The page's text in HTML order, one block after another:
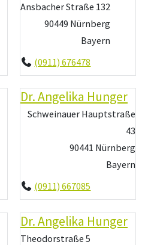
Ansbacher Straße 132
90449 Nürnberg
Bayern
(0911) 676478
Dr. Angelika Hunger
Schweinauer Hauptstraße
43
90441 Nürnberg
Bayern
(0911) 667085
Dr. Angelika Hunger
Theodorstraße 5